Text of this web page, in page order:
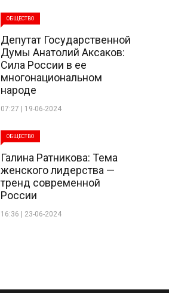
ОБЩЕСТВО
Депутат Государственной
Думы Анатолий Аксаков:
Сила России в ее
многонациональном
народе
07:27 | 19-06-2024
ОБЩЕСТВО
Галина Ратникова: Тема
женского лидерства —
тренд современной
России
16:36 | 23-06-2024